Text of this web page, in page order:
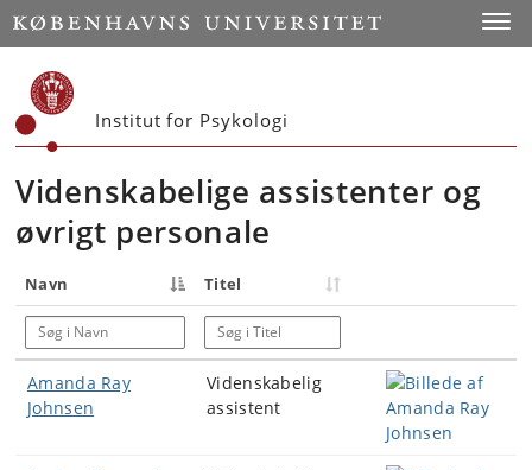
Start
Institut for Psykologi
Videnskabelige assistenter og
øvrigt personale
Navn Titel
Søg i Navn Søg i Titel
Amanda Ray
Johnsen
Videnskabelig
assistent